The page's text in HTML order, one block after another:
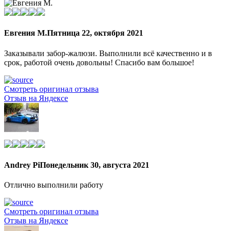
Евгения М.Пятница 22, октября 2021
Заказывали забор-жалюзи. Выполнили всё качественно и в
срок, работой очень довольны! Спасибо вам большое!
Смотреть оригинал отзыва
Отзыв на Яндексе
Andrey PiПонедельник 30, августа 2021
Отлично выполнили работу
Смотреть оригинал отзыва
Отзыв на Яндексе